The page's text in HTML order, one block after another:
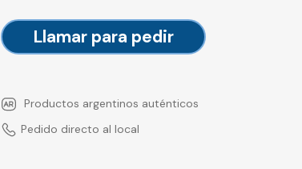
Llamar para pedir
Productos argentinos auténticos
Pedido directo al local